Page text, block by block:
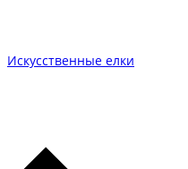
Искусственные елки